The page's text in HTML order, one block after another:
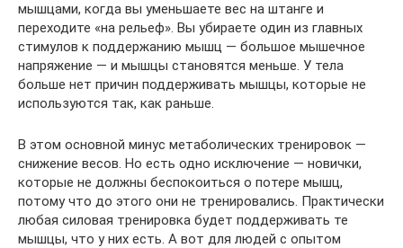
мышцами, когда вы уменьшаете вес на штанге и
переходите «на рельеф». Вы убираете один из главных
стимулов к поддержанию мышц — большое мышечное
напряжение — и мышцы становятся меньше. У тела
больше нет причин поддерживать мышцы, которые не
используются так, как раньше.
В этом основной минус метаболических тренировок —
снижение весов. Но есть одно исключение — новички,
которые не должны беспокоиться о потере мышц,
потому что до этого они не тренировались. Практически
любая силовая тренировка будет поддерживать те
мышцы, что у них есть. А вот для людей с опытом